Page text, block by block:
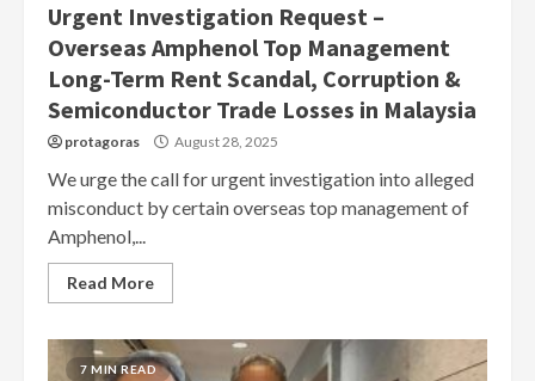
Urgent Investigation Request –
Overseas Amphenol Top Management
Long-Term Rent Scandal, Corruption &
Semiconductor Trade Losses in Malaysia
protagoras August 28, 2025
We urge the call for urgent investigation into alleged
misconduct by certain overseas top management of
Amphenol,...
Read More
7 MIN READ